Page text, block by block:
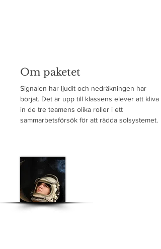
Om paketet
Signalen har ljudit och nedräkningen har
börjat. Det är upp till klassens elever att kliva
in de tre teamens olika roller i ett
sammarbetsförsök för att rädda solsystemet.